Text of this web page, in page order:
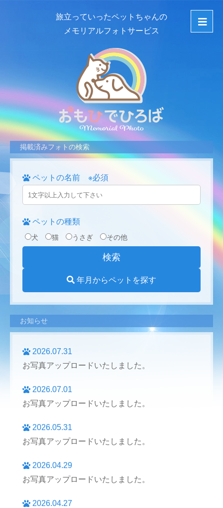
旅立っていったペットちゃんの
メモリアルフォトサービス
掲載済みフォトの検索
ペットの名前 ※必須
ペットの種類
犬 猫 うさぎ その他
年月からペットを探す
お知らせ
2026.07.31
お写真アップロードいたしました。
2026.07.01
お写真アップロードいたしました。
2026.05.31
お写真アップロードいたしました。
2026.04.29
お写真アップロードいたしました。
2026.04.27